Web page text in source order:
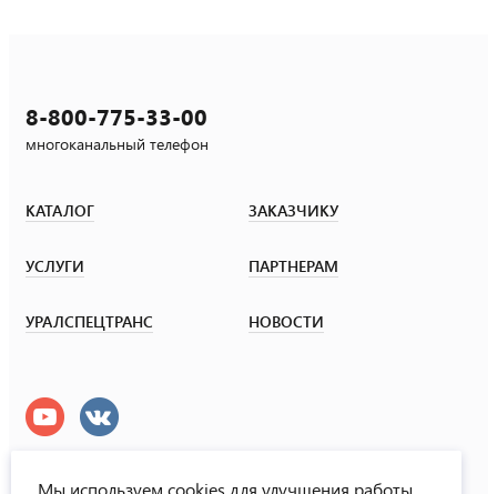
8-800-775-33-00
многоканальный телефон
КАТАЛОГ ЗАКАЗЧИКУ
УСЛУГИ ПАРТНЕРАМ
УРАЛСПЕЦТРАНС НОВОСТИ
Мы используем cookies для улучшения работы